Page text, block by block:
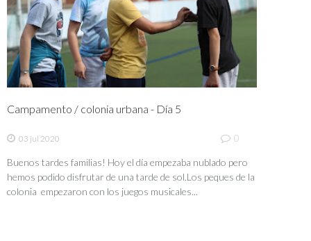
Campamento / colonia urbana - Día 5
03 jul 2020 0
Buenos tardes familias! Hoy el día empezaba nublado pero
hemos podido disfrutar de una tarde de sol.Los peques de la
colonia empezaron con los juegos musicales...